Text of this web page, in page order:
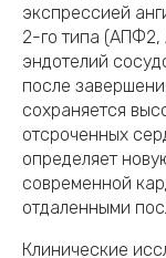
экспрессией
2-го типа (АПФ2,
эндотелий
после
сохраняется
отсроченных
определяет
современной
отдаленными
Клинические